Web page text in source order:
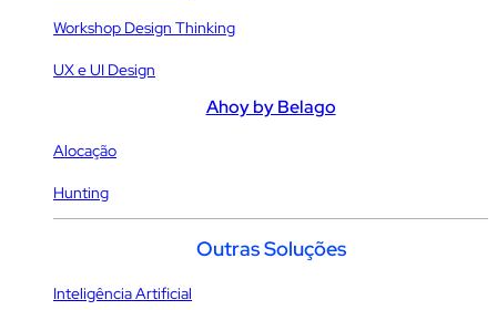
Workshop Design Thinking
UX e UI Design
Ahoy by Belago
Alocação
Hunting
Outras Soluções
Inteligência Artificial